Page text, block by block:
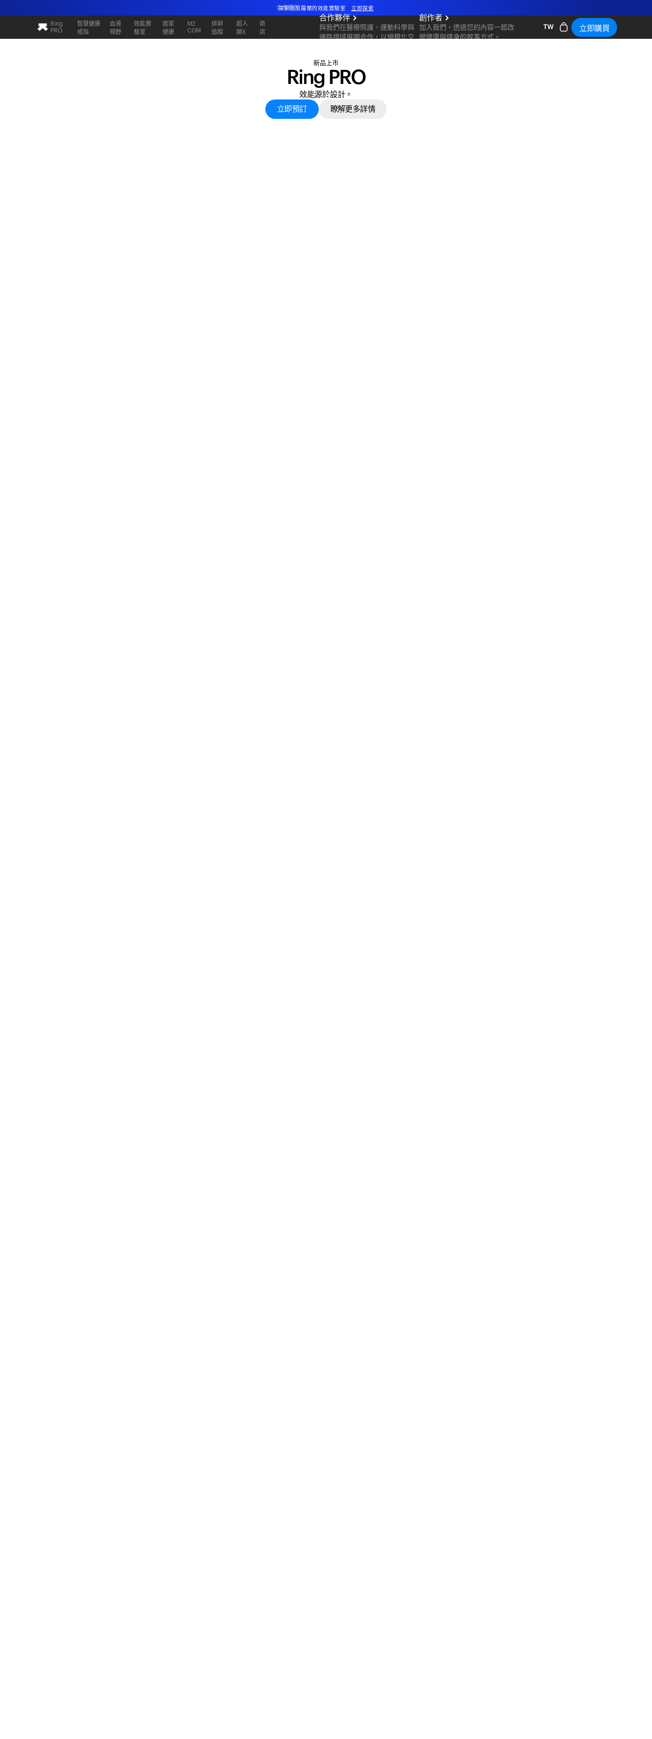
探索班加羅爾的效能實驗室 立即探索
全新 Ultrahuman 體驗。即將推出。
探索班加羅爾的效能實驗室 立即探索
Ring
PRO
智慧健康
戒指
血液
視野
效能實
驗室
居家
健康
M2
CGM
排卵
追蹤
超人
類X
商
店
合作夥伴
合作夥伴
與我們在醫療照護、運動科學與
通路領域展開合作，以規模化交
創作者
加入我們，透過您的內容一起改
變健康與健身的敘事方式。
TW 立即購買
新品上市
Ring PRO
效能源於設計。
立即預訂
瞭解更多詳情